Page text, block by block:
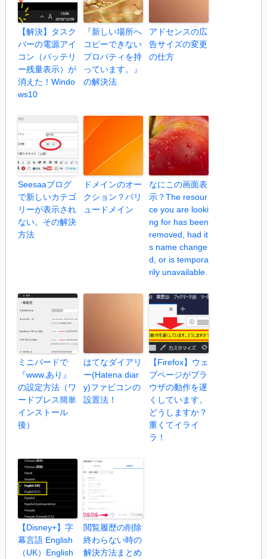
【解決】タスク
バーの電源アイ
コン（バッテリ
ー残量表示）が
消えた！Windo
ws10
『新しい場所へ
コピーできない
プロパティを持
っています。』
の解決法
アドセンスの広
告サイズの変更
の仕方
Seesaaブログ
で新しいカテゴ
リーが表示され
ない。その解決
方法
ドメインのオー
クション？バリ
ュードメイン
なにこの画面表
示？The resour
ce you are looki
ng for has been
removed, had it
s name change
d, or is tempora
rily unavailable.
ミニバードで
『www.あり』
の設定方法（ワ
ードプレス簡単
インストール
後）
はてなダイアリ
ー(Hatena diar
y)ファビコンの
設置法！
【Firefox】ウェ
ブページがブラ
ウザの動作を遅
くしています。
どうしますか？
重くてイライ
ラ！
【Disney+】字
幕言語 English
（UK）English
閲覧履歴の削除
終わらない時の
解決方法まとめ